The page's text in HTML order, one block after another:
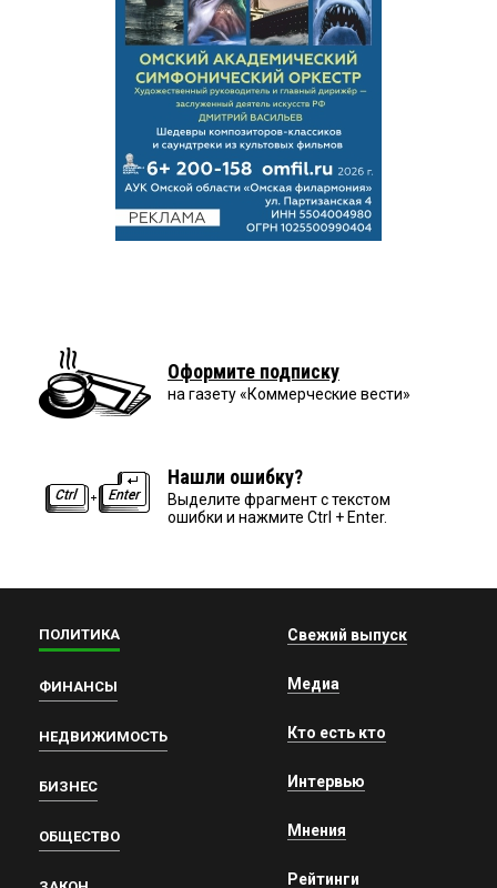
Оформите подписку
на газету «Коммерческие вести»
Нашли ошибку?
Выделите фрагмент с текстом
ошибки и нажмите Ctrl + Enter.
ПОЛИТИКА
ФИНАНСЫ
НЕДВИЖИМОСТЬ
БИЗНЕС
ОБЩЕСТВО
Свежий выпуск
Медиа
Кто есть кто
Интервью
Мнения
Рейтинги